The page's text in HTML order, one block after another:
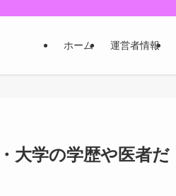
ホーム 運営者情報
大学の学歴や医者だ